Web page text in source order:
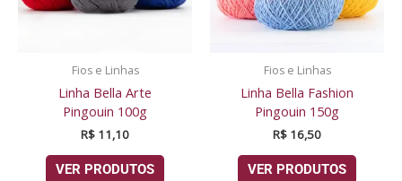
Fios e Linhas
Linha Bella Arte
Pingouin 100g
R$ 11,10
VER PRODUTOS
Fios e Linhas
Linha Bella Fashion
Pingouin 150g
R$ 16,50
VER PRODUTOS